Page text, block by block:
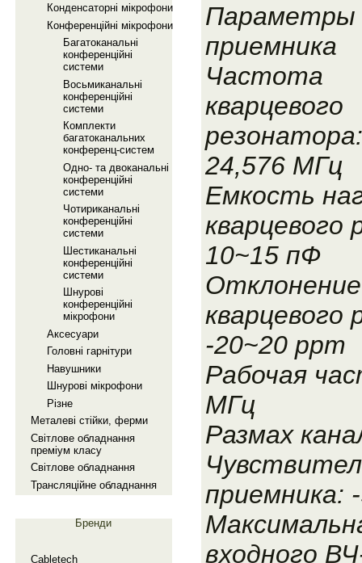
Конденсаторнi мiкрофони
Конференцiйнi мiкрофони
Багатоканальнi
конференцiйнi
системи
Восьмиканальнi
конференцiйнi
системи
Комплекти
багатоканальних
конференц-систем
Одно- та двоканальнi
конференцiйнi
системи
Чотириканальнi
конференцiйнi
системи
Шестиканальнi
конференцiйнi
системи
Шнуровi
конференцiйнi
мiкрофони
Аксесуари
Головнi гарнiтури
Навушники
Шнуровi мiкрофони
Рiзне
Металевi стiйки, ферми
Свiтлове обладнання
премiум класу
Свiтлове обладнання
Трансляцiйне обладнання
Бренди
Cabletech
Параметры
приемника
Частота
кварцевого
резонатора:
24,576 МГц
Емкость
кварцевого
10~15 пФ
кварцевого
-20~20 ppm
Рабочая
МГц
Размах
приемника:
входного